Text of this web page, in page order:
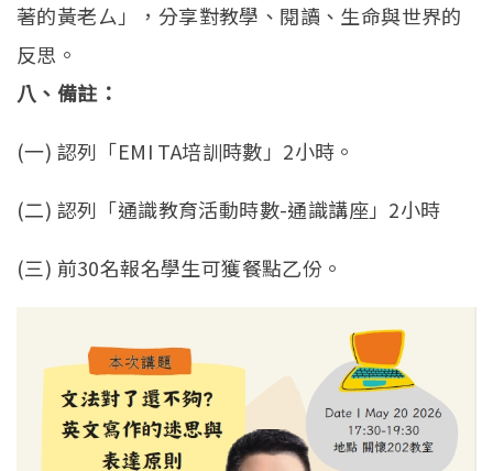
著的黃老ㄙ」， 分享對教學、閱讀、生命與世界的
反思。
八、備註：
(一) 認列「EMI TA培訓時數」2小時。
(二) 認列「通識教育活動時數-通識講座」2小時
(三) 前30名報名學生可獲餐點乙份。